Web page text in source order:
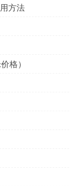
方法
格）